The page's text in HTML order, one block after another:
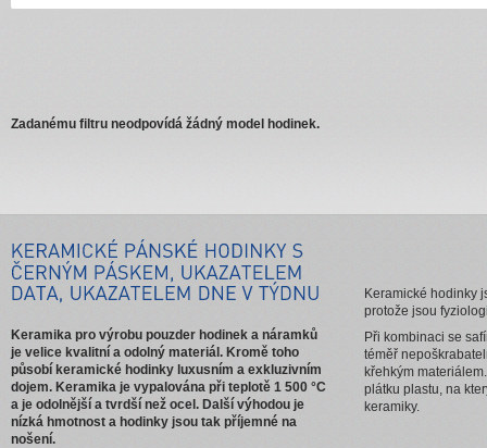
Zadanému filtru neodpovídá žádný model hodinek.
Keramika pro výrobu pouzder hodinek a náramků
je velice kvalitní a odolný materiál. Kromě toho
působí keramické hodinky luxusním a exkluzivním
dojem. Keramika je vypalována při teplotě 1 500 °C
a je odolnější a tvrdší než ocel. Další výhodou je
nízká hmotnost a hodinky jsou tak příjemné na
nošení.
Keramické hodinky
protože jsou
Při kombinaci se
téměř
křehkým
plátku plastu, na
keramiky.